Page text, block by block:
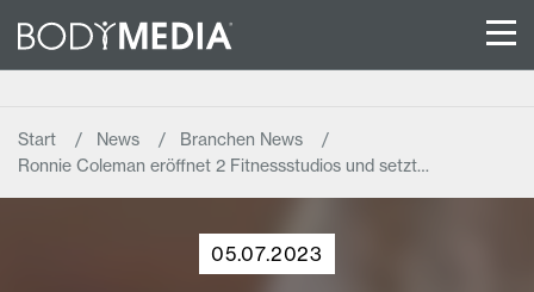
Start News
Branchen News
Ronnie Coleman eröffnet 2 Fitnessstudios und setzt…
05.07.2023